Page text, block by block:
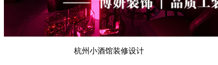
杭州小酒馆装修设计